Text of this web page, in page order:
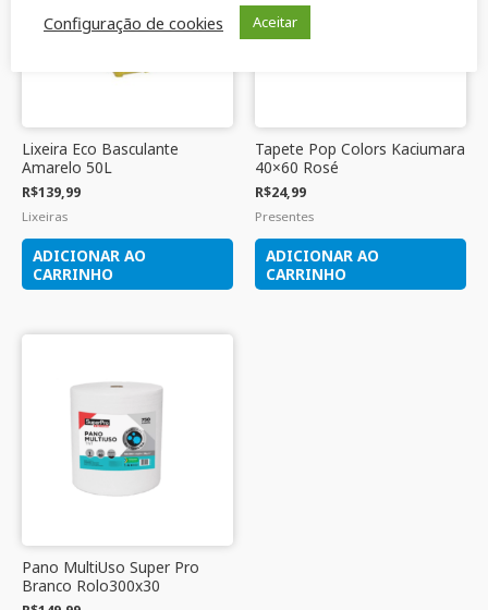
Lixeira Eco Basculante
Amarelo 50L
R$139,99
Lixeiras
ADICIONAR AO
CARRINHO
Tapete Pop Colors Kaciumara
40×60 Rosé
R$24,99
Presentes
ADICIONAR AO
CARRINHO
Pano MultiUso Super Pro
Branco Rolo300x30
Configuração de cookies
Aceitar